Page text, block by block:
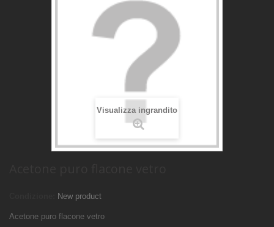
Visualizza ingrandito
New product
Acetone puro flacone vetro